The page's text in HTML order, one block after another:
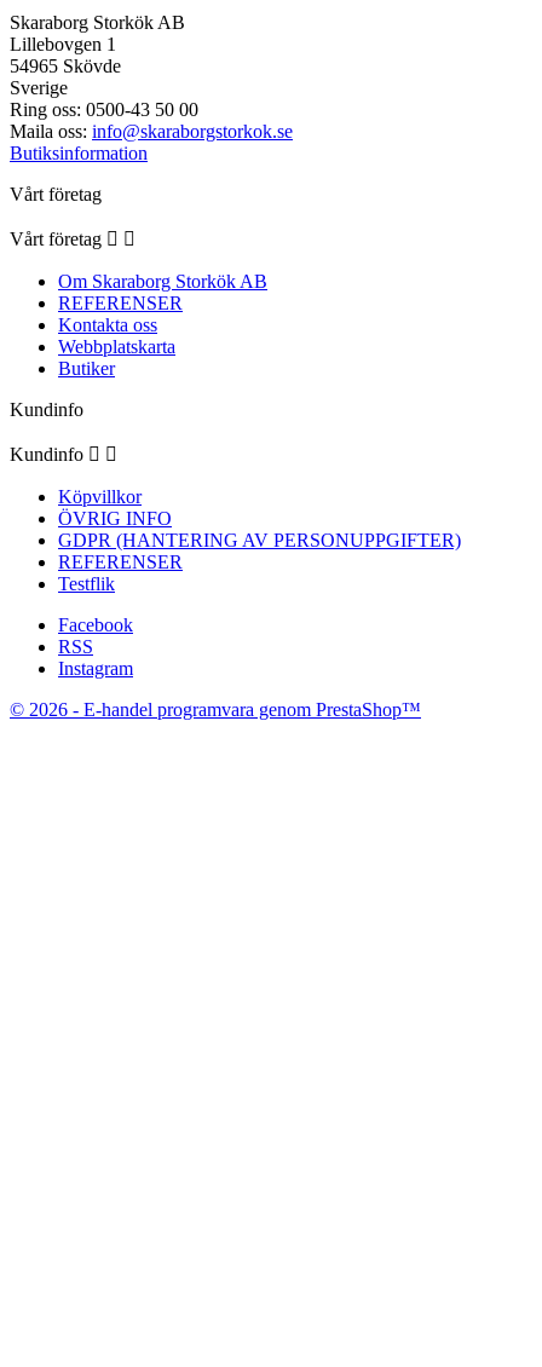
Skaraborg Storkök AB
Lillebovgen 1
54965 Skövde
Sverige
Ring oss: 0500-43 50 00
Maila oss: info@skaraborgstorkok.se
Butiksinformation
Vårt företag
Vårt företag  
Om Skaraborg Storkök AB
REFERENSER
Kontakta oss
Webbplatskarta
Butiker
Kundinfo
Kundinfo  
Köpvillkor
ÖVRIG INFO
GDPR (HANTERING AV PERSONUPPGIFTER)
REFERENSER
Testflik
Facebook
RSS
Instagram
© 2026 - E-handel programvara genom PrestaShop™